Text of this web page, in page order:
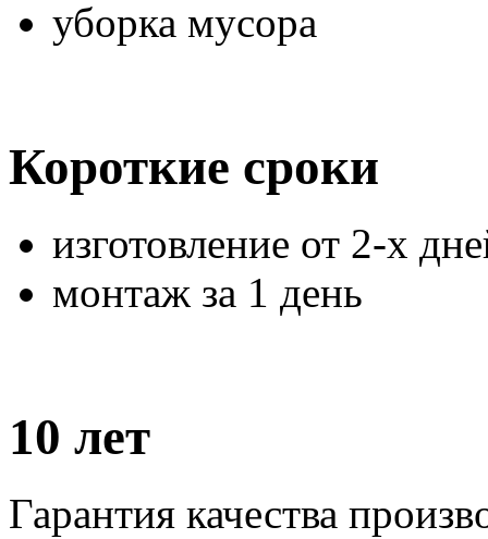
уборка мусора
Короткие сроки
изготовление от 2-х
монтаж за 1 день
10 лет
Гарантия качества